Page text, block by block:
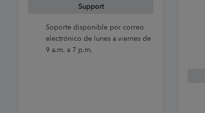
Support
Soporte disponible por correo
electrónico de lunes a viernes de
9 a.m. a 7 p.m.